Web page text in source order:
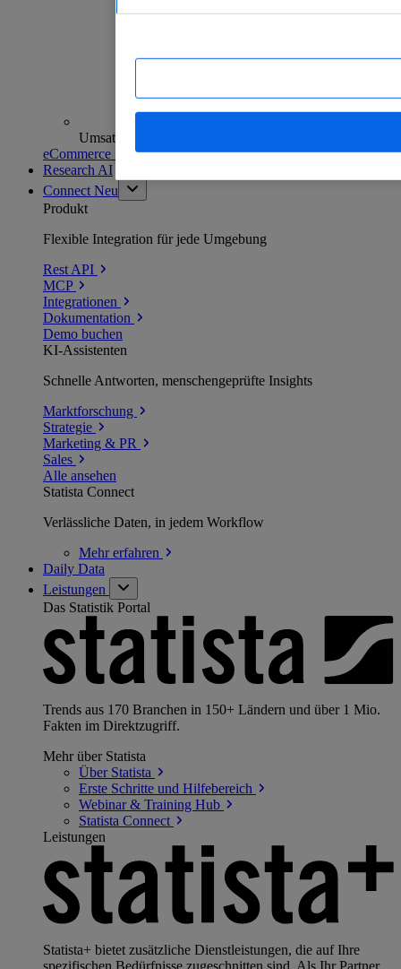
Umsatzanalysen und -prognosen
eCommerce Insights entdecken
Research AI
Connect Neu
Produkt
Flexible Integration für jede Umgebung
Rest API
MCP
Integrationen
Dokumentation
Demo buchen
KI-Assistenten
Schnelle Antworten, menschengeprüfte Insights
Marktforschung
Strategie
Marketing & PR
Sales
Alle ansehen
Statista Connect
Verlässliche Daten, in jedem Workflow
Mehrerfahren
Daily Data
Leistungen
Das Statistik Portal
Trends aus 170 Branchen in 150+ Ländern und über 1 Mio.
Fakten im Direktzugriff.
Mehr über Statista
Über Statista
Erste Schritte und Hilfebereich
Webinar & Training Hub
Statista Connect
Leistungen
Statista+ bietet zusätzliche Dienstleistungen, die auf Ihre
spezifischen Bedürfnisse zugeschnitten sind. Als Ihr Partner